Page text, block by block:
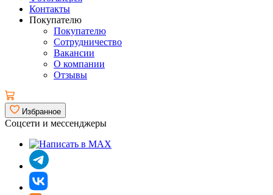
Контакты
Покупателю
Покупателю
Сотрудничество
Вакансии
О компании
Отзывы
Избранное
Соцсети и мессенджеры